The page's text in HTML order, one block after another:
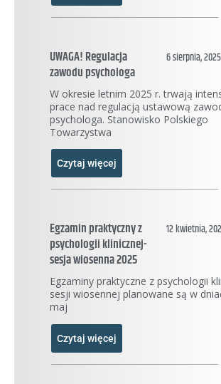
UWAGA! Regulacja
zawodu psychologa
6 sierpnia, 2025
W okresie letnim 2025 r. trwają
prace nad regulacją ustawową
psychologa. Stanowisko Polskiego
Towarzystwa
Czytaj więcej
Egzamin praktyczny z
psychologii klinicznej-
sesja wiosenna 2025
12 kwietnia,
Egzaminy praktyczne z psychologii
sesji wiosennej planowane są w
maj
Czytaj więcej